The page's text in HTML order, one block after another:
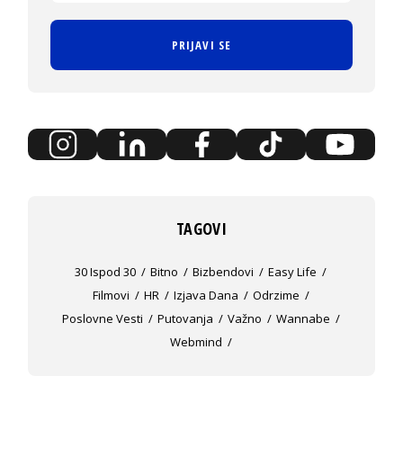
PRIJAVI SE
TAGOVI
30 Ispod 30 Bitno Bizbendovi
Easy Life
Filmovi
HR Izjava Dana
Odrzime
Poslovne Vesti
Putovanja Važno
Wannabe
Webmind